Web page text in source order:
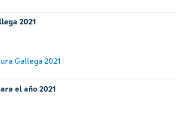
2021
Gallega 2021
el año 2021